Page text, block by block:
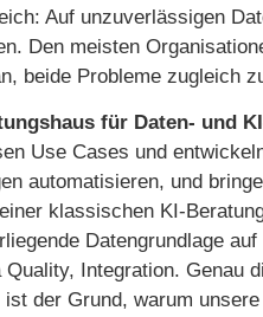
Auf unzuverlässigen
Den meisten
beide Probleme zugleich
für Daten- und
Use Cases und
automatisieren, und
klassischen KI-
Datengrundlage
Quality, Integration. Genau
der Grund, warum